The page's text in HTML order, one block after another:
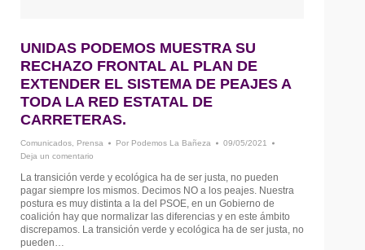
UNIDAS PODEMOS MUESTRA SU
RECHAZO FRONTAL AL PLAN DE
EXTENDER EL SISTEMA DE PEAJES A
TODA LA RED ESTATAL DE
CARRETERAS.
Comunicados, Prensa Por Podemos La Bañeza
09/05/2021
Deja un comentario
La transición verde y ecológica ha de ser justa, no pueden
pagar siempre los mismos. Decimos NO a los peajes. Nuestra
postura es muy distinta a la del PSOE, en un Gobierno de
coalición hay que normalizar las diferencias y en este ámbito
discrepamos. La transición verde y ecológica ha de ser justa, no
pueden…